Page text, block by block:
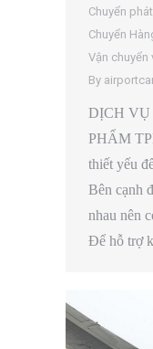
Chuyển
Chuyển
Vận chuyển
By
DỊCH VỤ
PHẨM
thiết yếu
Bên cạnh
nhau nên
Để hỗ trợ